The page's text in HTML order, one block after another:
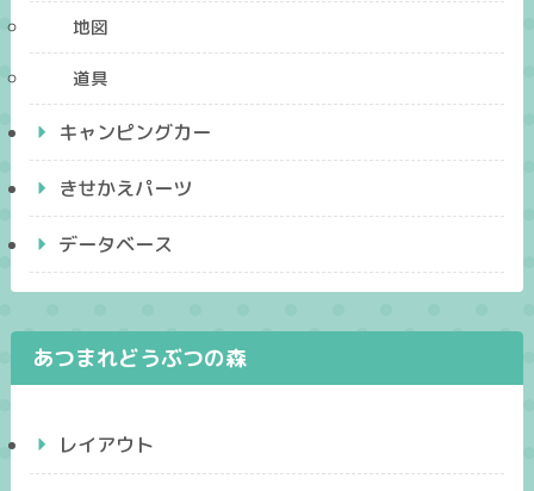
地図
道具
キャンピングカー
きせかえパーツ
データベース
あつまれどうぶつの森
レイアウト